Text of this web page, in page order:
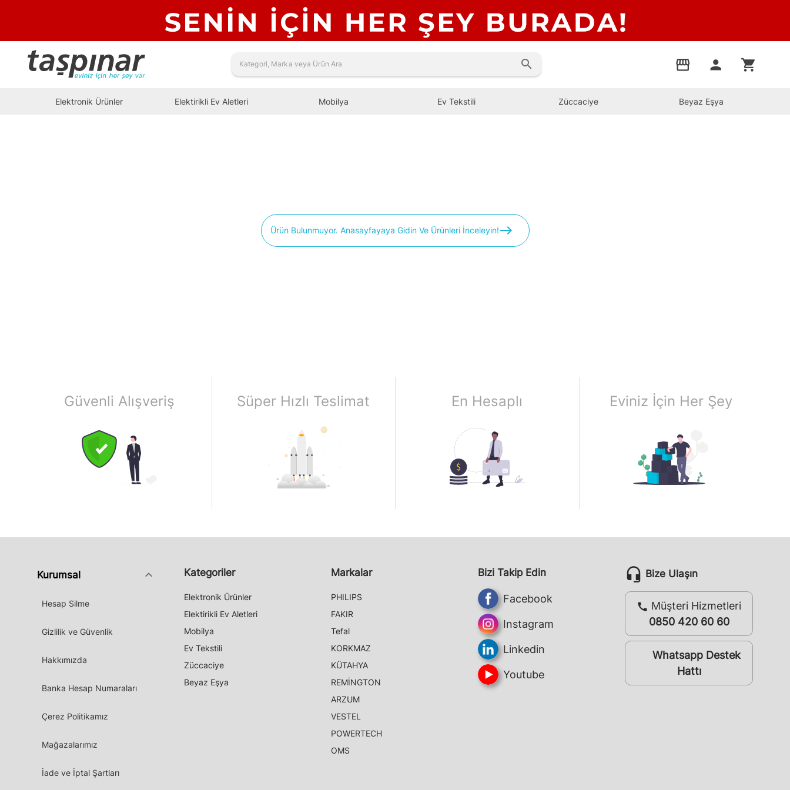
search storefront person shopping_cart
Elektronik Ürünler Elektirikli Ev Aletleri Mobilya Ev Tekstili Züccaciye Beyaz Eşya
Ürün Bulunmuyor. Anasayfayaya Gidin Ve Ürünleri İnceleyin!easts
Güvenli Alışveriş Süper Hızlı Teslimat En Hesaplı Eviniz İçin Her Şey
Kurumsal keyboard_arrow_down
Hesap Silme
Gizlilik ve Güvenlik
Hakkımızda
Banka Hesap Numaraları
Çerez Politikamız
Mağazalarımız
İade ve İptal Şartları
Kategoriler
Elektronik Ürünler
Elektirikli Ev Aletleri
Mobilya
Ev Tekstili
Züccaciye
Beyaz Eşya
Markalar
PHILIPS
FAKIR
Tefal
KORKMAZ
KÜTAHYA
REMİNGTON
ARZUM
VESTEL
POWERTECH
OMS
Bizi Takip Edin
Facebook
Instagram
Linkedin
Youtube
headset_mic Bize Ulaşın
call Müşteri Hizmetleri
0850 420 60 60
whatsappWhatsapp Destek
Hattı